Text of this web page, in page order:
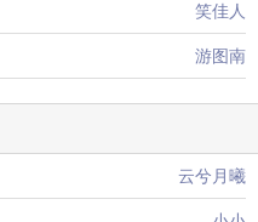
笑佳人
游图南
云兮月曦